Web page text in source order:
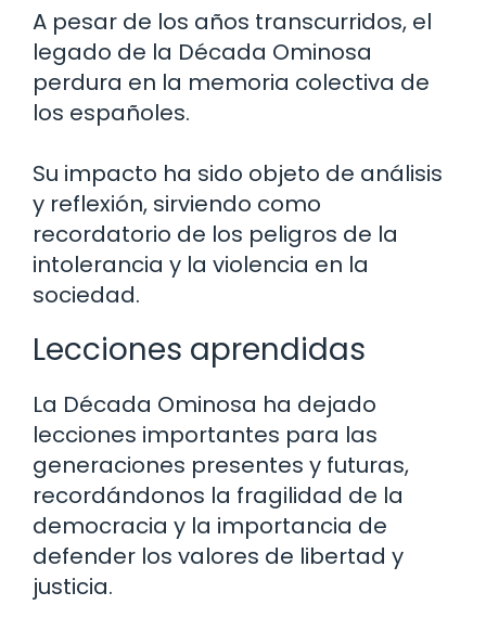
A pesar de los años transcurridos, el
legado de la Década Ominosa
perdura en la memoria colectiva de
los españoles.
Su impacto ha sido objeto de análisis
y reflexión, sirviendo como
recordatorio de los peligros de la
intolerancia y la violencia en la
sociedad.
Lecciones aprendidas
La Década Ominosa ha dejado
lecciones importantes para las
generaciones presentes y futuras,
recordándonos la fragilidad de la
democracia y la importancia de
defender los valores de libertad y
justicia.